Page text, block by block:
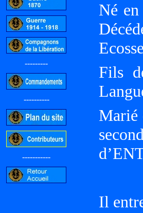
---------
----------
-----------
Né
Fils
Marié
Il